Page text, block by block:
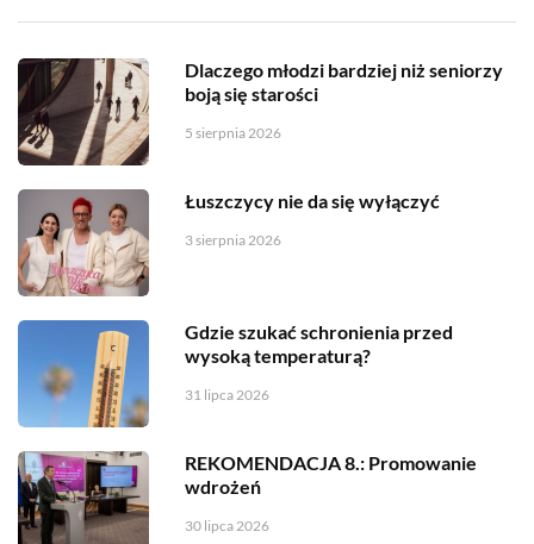
Dlaczego młodzi bardziej niż seniorzy
boją się starości
5 sierpnia 2026
Łuszczycy nie da się wyłączyć
3 sierpnia 2026
Gdzie szukać schronienia przed
wysoką temperaturą?
31 lipca 2026
REKOMENDACJA 8.: Promowanie
wdrożeń
30 lipca 2026